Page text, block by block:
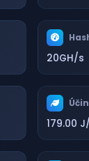
20GH/s
179.00